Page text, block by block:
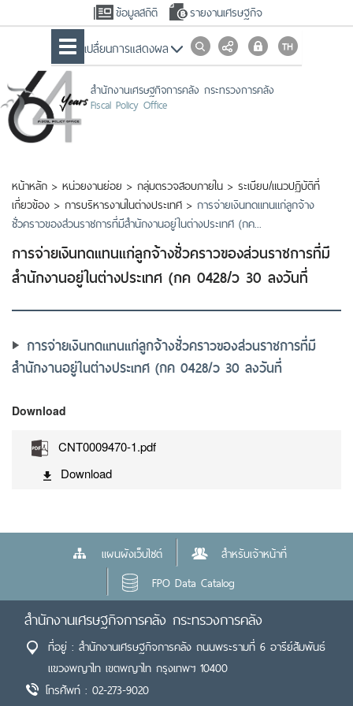
ข้อมูลสถิติ รายงานเศรษฐกิจ
เปลื่ยนการแสดงผล
สำนักงานเศรษฐกิจการคลัง กระทรวงการคลัง
Fiscal Policy Office
หน้าหลัก > หน่วยงานย่อย > กลุ่มตรวจสอบภายใน > ระเบียบ/แนวปฏิบัติที่
เกี่ยวข้อง > การบริหารงานในต่างประเทศ > การจ่ายเงินทดแทนแก่ลูกจ้าง
ชั่วคราวของส่วนราชการที่มีสำนักงานอยู่ในต่างประเทศ (กค...
การจ่ายเงินทดแทนแก่ลูกจ้างชั่วคราวของส่วนราชการที่มี
สำนักงานอยู่ในต่างประเทศ (กค 0428/ว 30 ลงวันที่
การจ่ายเงินทดแทนแก่ลูกจ้างชั่วคราวของส่วนราชการที่มี
สำนักงานอยู่ในต่างประเทศ (กค 0428/ว 30 ลงวันที่
Download
CNT0009470-1.pdf
Download
แผนผังเว็บไซต์
สำหรับเจ้าหน้าที่
FPO Data Catalog
สำนักงานเศรษฐกิจการคลัง กระทรวงการคลัง
ที่อยู่ : สำนักงานเศรษฐกิจการคลัง ถนนพระรามที่ 6 อารีย์สัมพันธ์
แขวงพญาไท เขตพญาไท กรุงเทพฯ 10400
โทรศัพท์ : 02-273-9020